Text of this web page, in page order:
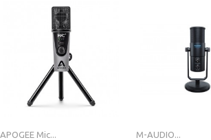
APOGEE Mic... M-AUDIO...